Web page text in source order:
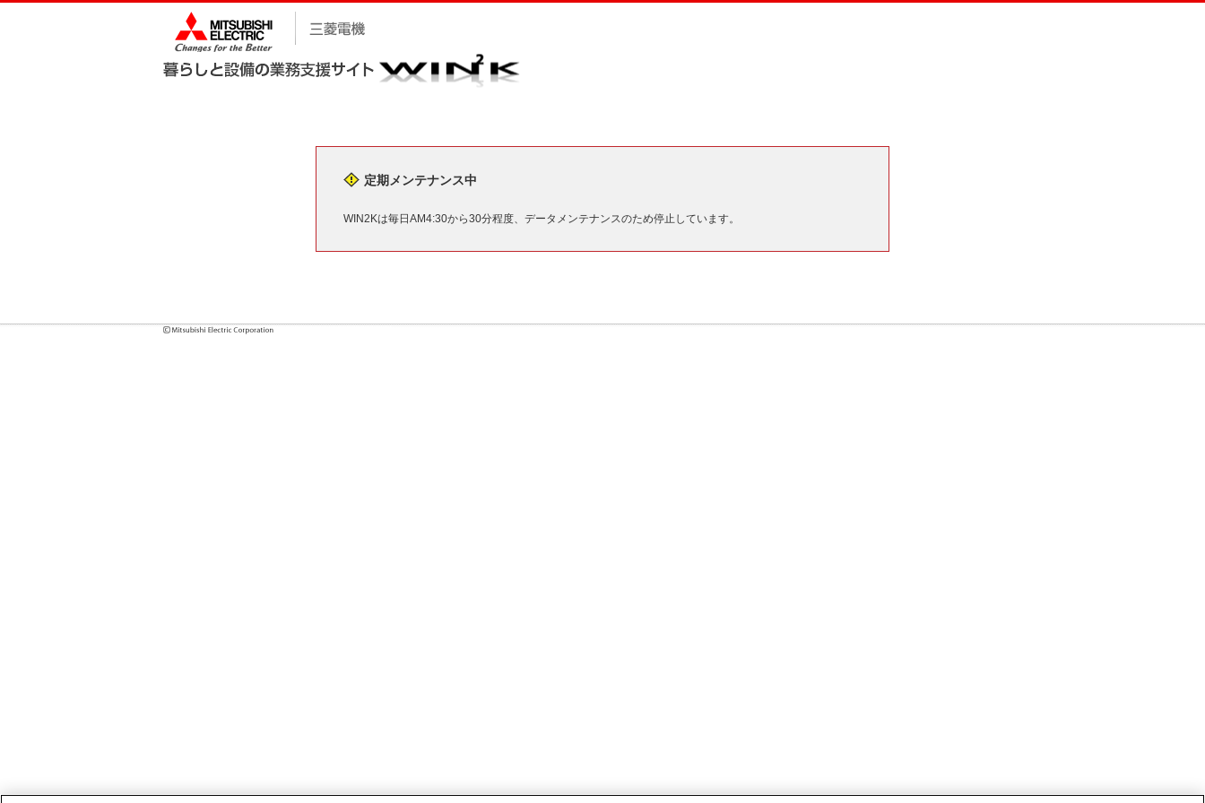
定期メンテナンス中
WIN2Kは毎日AM4:30から30分程度、データメンテナンスのため停止しています。